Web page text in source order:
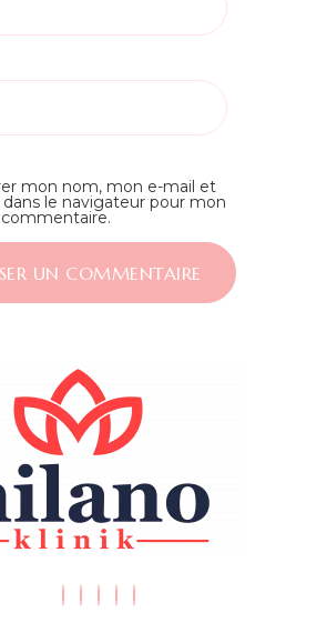
mon nom, mon e-mail et
le navigateur pour mon